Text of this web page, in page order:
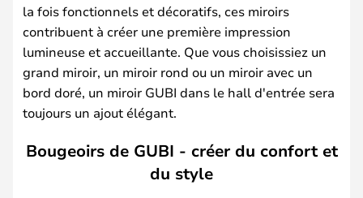
la fois fonctionnels et décoratifs, ces miroirs
contribuent à créer une première impression
lumineuse et accueillante. Que vous choisissiez un
grand miroir, un miroir rond ou un miroir avec un
bord doré, un miroir GUBI dans le hall d'entrée sera
toujours un ajout élégant.
Bougeoirs de GUBI - créer du confort et
du style